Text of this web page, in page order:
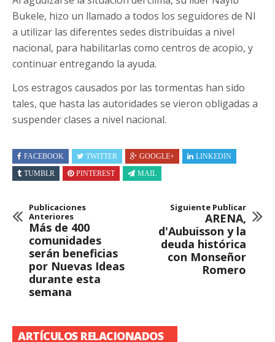
Bukele, hizo un llamado a todos los seguidores de NI
a utilizar las diferentes sedes distribuidas a nivel
nacional, para habilitarlas como centros de acopio, y
continuar entregando la ayuda.
Los estragos causados por las tormentas han sido
tales, que hasta las autoridades se vieron obligadas a
suspender clases a nivel nacional.
FACEBOOK TWITTER GOOGLE+
LINKEDIN
TUMBLR
PINTEREST MAIL
Publicaciones
Anteriores
Más de 400
comunidades
serán beneficias
por Nuevas Ideas
durante esta
semana
Siguiente Publicar
ARENA,
d'Aubuisson y la
deuda histórica
con Monseñor
Romero
ARTÍCULOS RELACIONADOS